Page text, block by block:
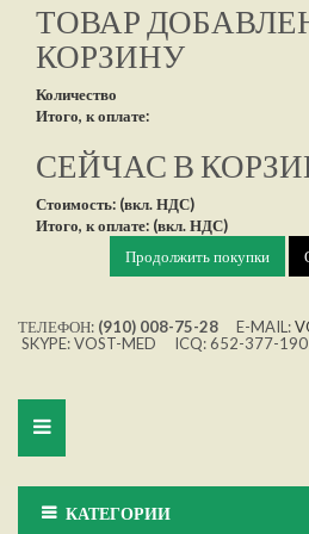
ТОВАР
КОРЗИНУ
Количество
Итого, к оплате:
СЕЙЧАС В
Стоимость: (вкл. НДС)
Итого, к оплате: (вкл. НДС)
Продолжить покупки
ТЕЛЕФОН: (910) 008-75-28 E-MAIL:
SKYPE: VOST-MED ICQ: 652-377-190
Toggle
КАТЕГОРИИ